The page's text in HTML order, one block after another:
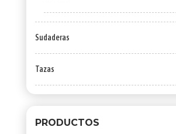
Sudaderas
Tazas
PRODUCTOS